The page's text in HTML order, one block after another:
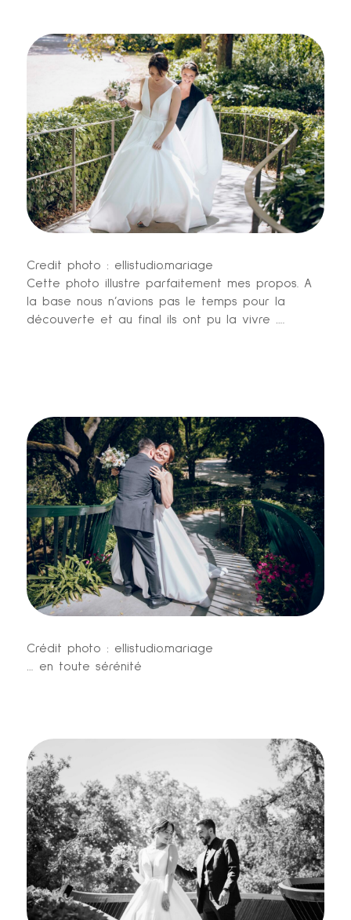
Credit photo : ellistudio.mariage
Cette photo illustre parfaitement mes propos. A
la base nous n’avions pas le temps pour la
découverte et au final ils ont pu la vivre ….
Crédit photo : ellistudio.mariage
… en toute sérénité